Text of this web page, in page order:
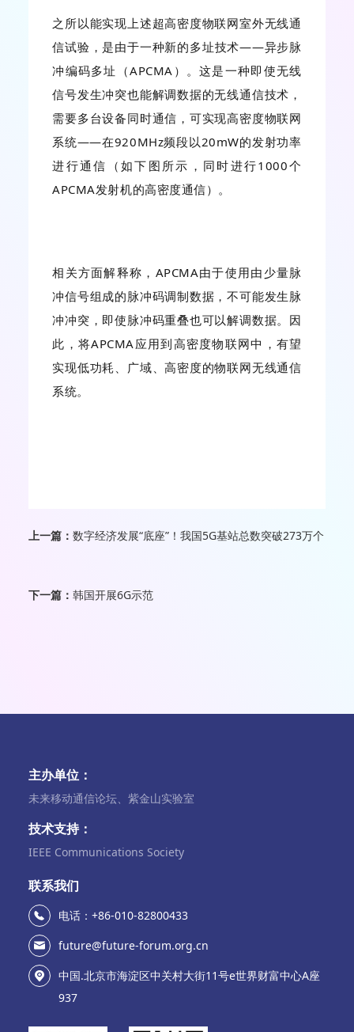
之所以能实现上述超高密度物联网室外无线通
信试验，是由于一种新的多址技术——异步脉
冲编码多址（APCMA）。这是一种即使无线
信号发生冲突也能解调数据的无线通信技术，
需要多台设备同时通信，可实现高密度物联网
系统——在920MHz频段以20mW的发射功率
进行通信（如下图所示，同时进行1000个
APCMA发射机的高密度通信）。
相关方面解释称，APCMA由于使用由少量脉
冲信号组成的脉冲码调制数据，不可能发生脉
冲冲突，即使脉冲码重叠也可以解调数据。因
此，将APCMA应用到高密度物联网中，有望
实现低功耗、广域、高密度的物联网无线通信
系统。
上一篇： 数字经济发展“底座”！我国5G基站总数突破273万个
下一篇： 韩国开展6G示范
主办单位：
未来移动通信论坛、紫金山实验室
技术支持：
IEEE Communications Society
联系我们
电话：+86-010-82800433
future@future-forum.org.cn
中国.北京市海淀区中关村大街11号e世界财富中心A座
937